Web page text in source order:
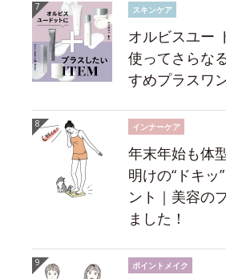
スキンケア
オルビスユー
使ってさらな
すめプラスワ
インナーケア
年末年始も体
明けの“ドキッ
ント｜美容の
ました！
ポイントメイク